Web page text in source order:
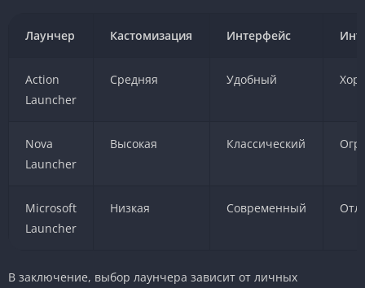
Лаунчер Кастомизация Интерфейс
Action
Launcher
Средняя Удобный
Nova
Launcher
Высокая Классический
Microsoft
Launcher
Низкая Современный
В заключение, выбор лаунчера зависит от личных